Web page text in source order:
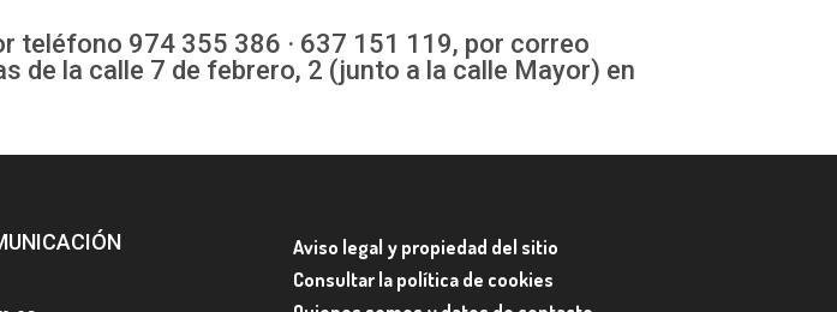
teléfono 974 355 386 · 637 151 119, por correo
de la calle 7 de febrero, 2 (junto a la calle Mayor) en
Aviso legal y propiedad del sitio
Consultar la política de cookies